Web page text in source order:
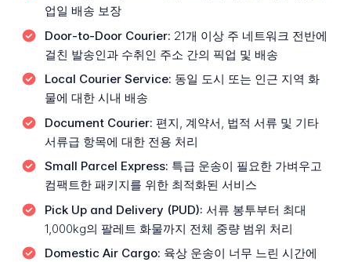
업일 배송 보장
Door-to-Door Courier: 21개 이상 주 네트워크 전반에
걸친 발송인과 수취인 주소 간의 픽업 및 배송
Local Courier Service: 동일 도시 또는 인근 지역 화
물에 대한 시내 배송
Document Courier: 편지, 계약서, 법적 서류 및 기타
서류급 항목에 대한 전용 처리
Small Parcel Express: 특급 운송이 필요한 가벼우고
컴팩트한 패키지를 위한 최적화된 서비스
Pick Up and Delivery (PUD): 서류 봉투부터 최대
1,000kg의 팔레트 화물까지 전체 중량 범위 처리
Domestic Air Cargo: 육상 운송이 너무 느린 시간에